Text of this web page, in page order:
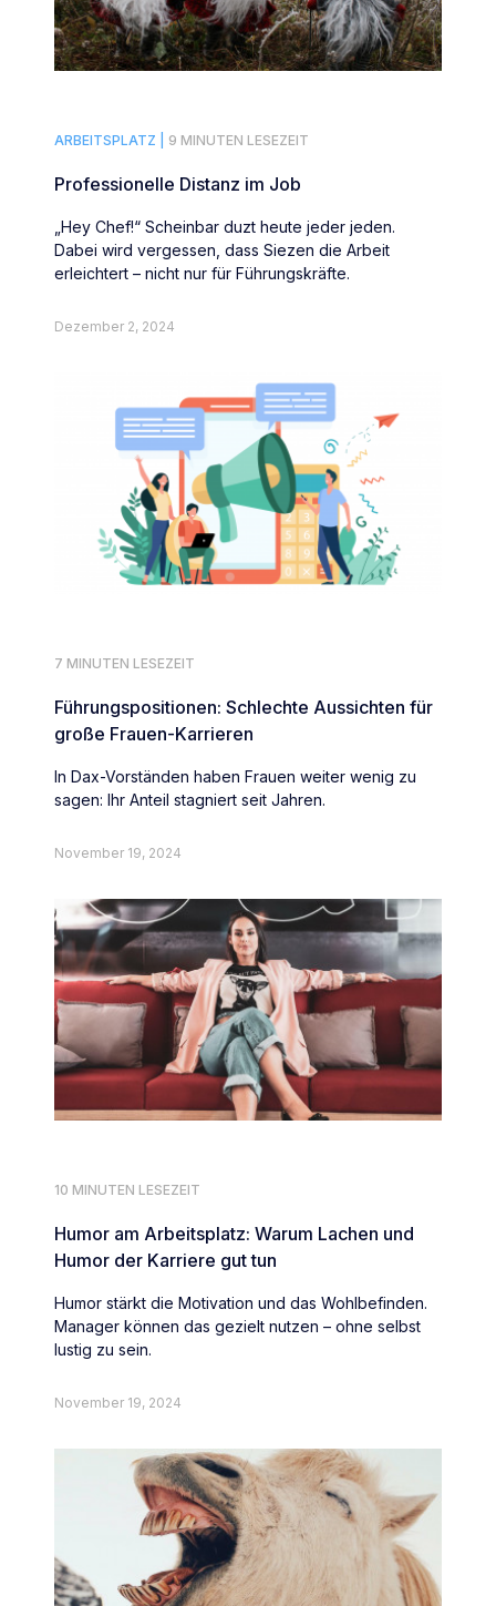
ARBEITSPLATZ | 9 MINUTEN LESEZEIT
Professionelle Distanz im Job
„Hey Chef!“ Scheinbar duzt heute jeder jeden.
Dabei wird vergessen, dass Siezen die Arbeit
erleichtert – nicht nur für Führungskräfte.
Dezember 2, 2024
7 MINUTEN LESEZEIT
Führungspositionen: Schlechte Aussichten für
große Frauen-Karrieren
In Dax-Vorständen haben Frauen weiter wenig zu
sagen: Ihr Anteil stagniert seit Jahren.
November 19, 2024
10 MINUTEN LESEZEIT
Humor am Arbeitsplatz: Warum Lachen und
Humor der Karriere gut tun
Humor stärkt die Motivation und das Wohlbefinden.
Manager können das gezielt nutzen – ohne selbst
lustig zu sein.
November 19, 2024